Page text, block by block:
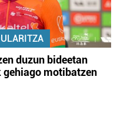
duzun bideetan
gehiago motibatzen